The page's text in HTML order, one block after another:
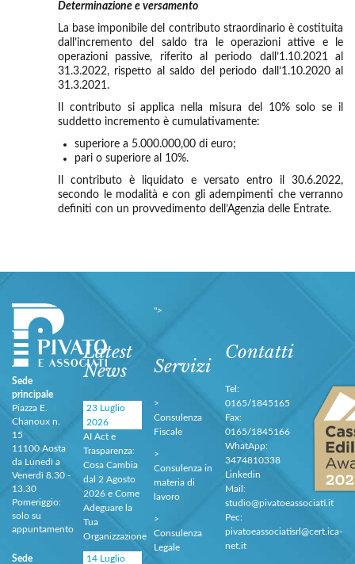
Determinazione e versamento
La base imponibile del contributo straordinario è costituita
dall’incremento del saldo tra le operazioni attive e le
operazioni passive, riferito al periodo dall’1.10.2021 al
31.3.2022, rispetto al saldo del periodo dall’1.10.2020 al
31.3.2021.
Il contributo si applica nella misura del 10% solo se il
suddetto incremento è cumulativamente:
superiore a 5.000.000,00 di euro;
pari o superiore al 10%.
Il contributo è liquidato e versato entro il 30.6.2022,
secondo le modalità e con gli adempimenti che verranno
definiti con un provvedimento dell’Agenzia delle Entrate.
Sede
principale
Piazza E.
Chanoux n.
15
11100 Aosta
da Lunedì a
Venerdì 8.30 -
13.30
Pomeriggio:
solo su
appuntamento
Sede
Latest
News
23 Luglio
2026
AI Act e
Trasparenza:
Cosa Cambia
dal 2 Agosto
2026 e Come
Adeguare la
Tua
Organizzazione
14 Luglio
">
Servizi
Consulenza
Fiscale
Consulenza in
materia di
lavoro
Consulenza
Legale
Contatti
Tel:
0165/1845165
Fax:
0165/1845166
WhatApp:
3474810338
Linkedin
Mail:
studio@pivatoeassociati.it
Pec:
pivatoeassociatisrl@cert.ica-
net.it